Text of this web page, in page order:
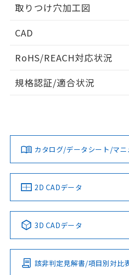
取りつけ穴加工図
CAD
ドすることができます。
ログイン/会
ダウンロードデータをご利用いた
みください。
ソフトウェアの使用条件
RoHS/REACH対応状況
EU RoHS 注意事項・凡例
対応済み
中国 RoHS 注意事項・凡例
Pb Hg
O
規格認証/適合状況
カタログ/データシート/マニ
2D CADデータ
3D CADデータ
該非判定見解書/項目別対比
※当社の共同利用者と
の共同利用に関して"
EU RoHS指令（10物質）
ものではありません。
また、RoHS指令のフタ
物質の対応では、対応完
荷製品に未対応品が混在す
欄に対応日を記載しており